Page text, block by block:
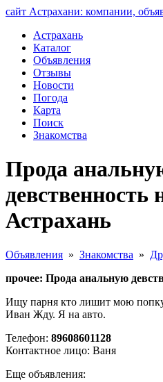
сайт Астрахани: компании,
Астрахань
Каталог
Объявления
Отзывы
Новости
Погода
Карта
Поиск
Знакомства
Прода
девственность
Астрахань
Объявления » Знакомства »
прочее: Прода анальную
Ищу парня кто лишит мою
Иван Жду. Я на авто.
Телефон: 89608601128
Контактное лицо: Ваня
Еще объявления: